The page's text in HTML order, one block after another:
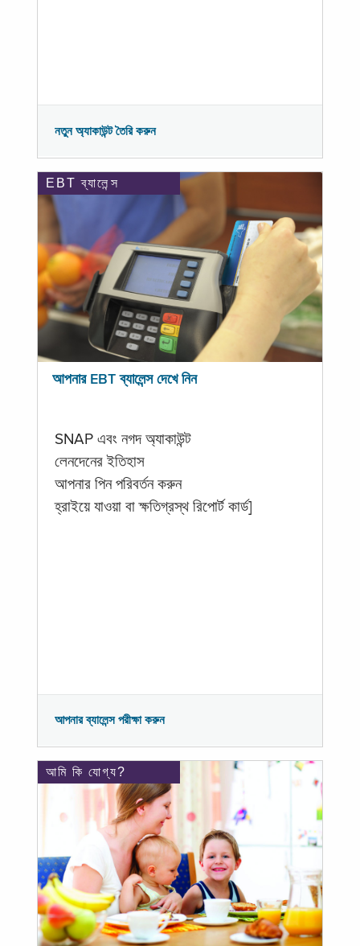
নতুন অ্যাকাউন্ট তৈরি করুন
EBT ব্যালেন্স
আপনার EBT ব্যালেন্স দেখে নিন
SNAP এবং নগদ অ্যাকাউন্ট
লেনদেনের ইতিহাস
আপনার পিন পরিবর্তন করুন
হ্রাইয়ে যাওয়া বা ক্ষতিগ্রস্থ রিপোর্ট কার্ড]
আপনার ব্যালেন্স পরীক্ষা করুন
আমি কি যোগ্য?